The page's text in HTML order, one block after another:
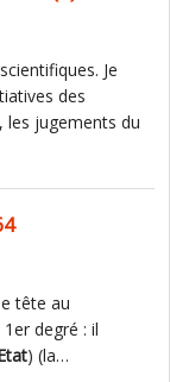
Je
des
les jugements du
tête au
degré : il
) (la…